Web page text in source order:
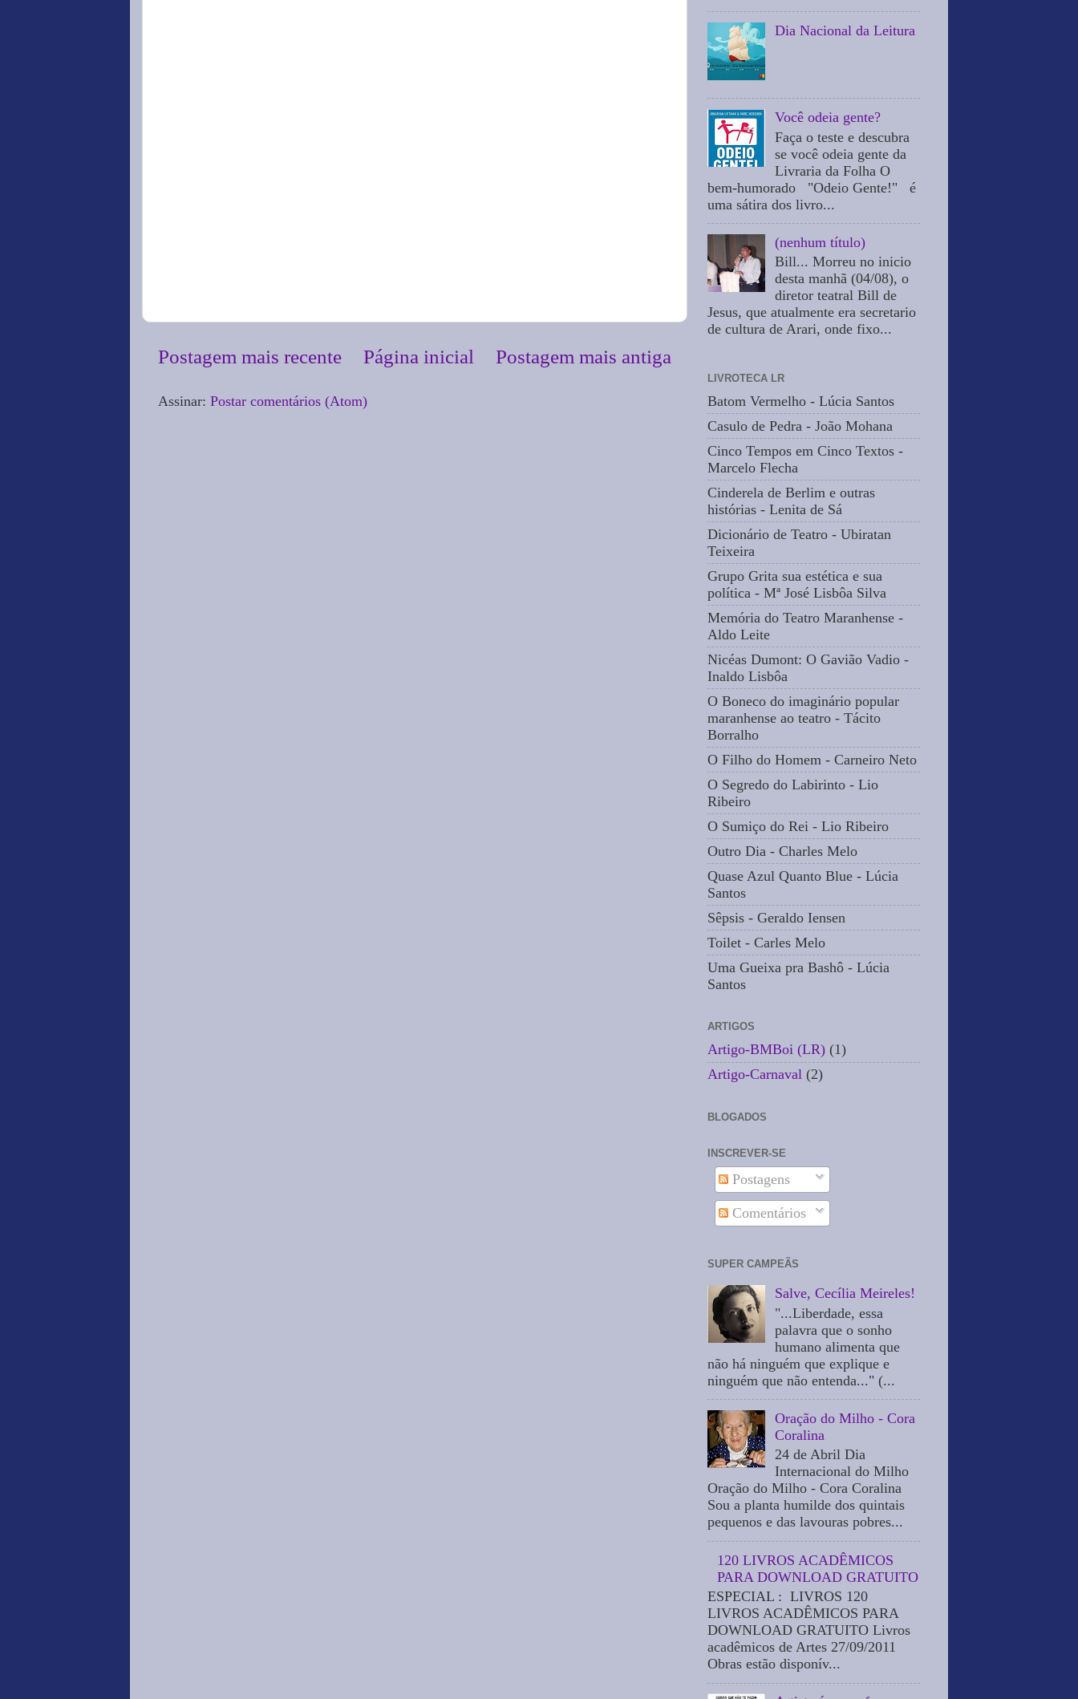
Postagem mais recente Postagem mais antiga
Página inicial
Assinar: Postar comentários (Atom)
Dia Nacional da Leitura
Você odeia gente?
Faça o teste e descubra
se você odeia gente da
Livraria da Folha O
bem-humorado "Odeio Gente!" é
uma sátira dos livro...
(nenhum título)
Bill... Morreu no inicio
desta manhã (04/08), o
diretor teatral Bill de
Jesus, que atualmente era secretario
de cultura de Arari, onde fixo...
LIVROTECA LR
Batom Vermelho - Lúcia Santos
Casulo de Pedra - João Mohana
Cinco Tempos em Cinco Textos -
Marcelo Flecha
Cinderela de Berlim e outras
histórias - Lenita de Sá
Dicionário de Teatro - Ubiratan
Teixeira
Grupo Grita sua estética e sua
política - Mª José Lisbôa Silva
Memória do Teatro Maranhense -
Aldo Leite
Nicéas Dumont: O Gavião Vadio -
Inaldo Lisbôa
O Boneco do imaginário popular
maranhense ao teatro - Tácito
Borralho
O Filho do Homem - Carneiro Neto
O Segredo do Labirinto - Lio
Ribeiro
O Sumiço do Rei - Lio Ribeiro
Outro Dia - Charles Melo
Quase Azul Quanto Blue - Lúcia
Santos
Sêpsis - Geraldo Iensen
Toilet - Carles Melo
Uma Gueixa pra Bashô - Lúcia
Santos
ARTIGOS
Artigo-BMBoi (LR) (1)
Artigo-Carnaval (2)
BLOGADOS
INSCREVER-SE
Postagens
Comentários
SUPER CAMPEÃS
Salve, Cecília Meireles!
"...Liberdade, essa
palavra que o sonho
humano alimenta que
não há ninguém que explique e
ninguém que não entenda..." (...
Oração do Milho - Cora
Coralina
24 de Abril Dia
Internacional do Milho
Oração do Milho - Cora Coralina
Sou a planta humilde dos quintais
pequenos e das lavouras pobres...
120 LIVROS ACADÊMICOS
PARA DOWNLOAD GRATUITO
ESPECIAL : LIVROS 120
LIVROS ACADÊMICOS PARA
DOWNLOAD GRATUITO Livros
acadêmicos de Artes 27/09/2011
Obras estão disponív...